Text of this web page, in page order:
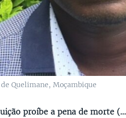
Quelimane, Moçambique
proíbe a pena de morte